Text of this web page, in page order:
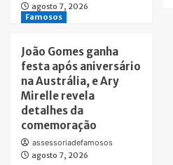
agosto 7, 2026
Famosos
João Gomes ganha
festa após aniversário
na Austrália, e Ary
Mirelle revela
detalhes da
comemoração
assessoriadefamosos
agosto 7, 2026